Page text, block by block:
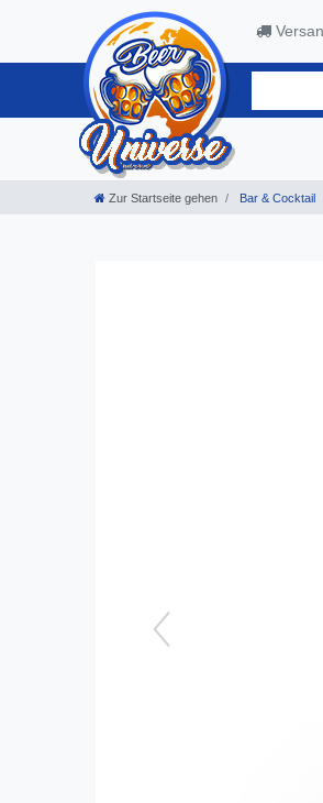
Zur Startseite gehen Bar & Cocktail